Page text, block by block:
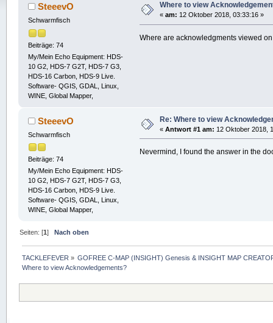
SteeevO
Schwarmfisch
Beiträge: 74
My/Mein Echo Equipment: HDS-
10 G2, HDS-7 G2T, HDS-7 G3,
HDS-16 Carbon, HDS-9 Live.
Software- QGIS, GDAL, Linux,
WINE, Global Mapper,
Where to view
« am: 12 Oktober 2018, 03:33:16 »
Where are acknowledgments viewed
SteeevO
Schwarmfisch
Beiträge: 74
My/Mein Echo Equipment: HDS-
10 G2, HDS-7 G2T, HDS-7 G3,
HDS-16 Carbon, HDS-9 Live.
Software- QGIS, GDAL, Linux,
WINE, Global Mapper,
Re: Where to view
« Antwort #1 am: 12 Oktober 2018,
Nevermind, I found the answer in the
Seiten: [1]Nach oben
TACKLEFEVER » GOFREE C-MAP (INSIGHT) Genesis & INSIGHT MAP
Where to view Acknowledgements?